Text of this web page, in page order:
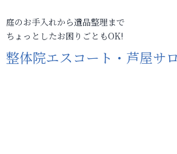
庭のお手入れから遺品整理まで
ちょっとしたお困りごともOK!
整体院エスコート・芦屋サ